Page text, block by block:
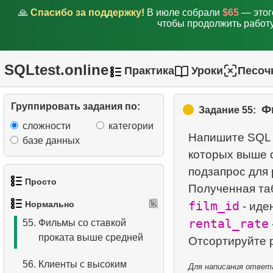
🙏 Спасибо за поддержку! В июле собрали $65 —
чтобы продолжить
SQLtest.online Практика Уроки
Группировать задания по:
сложности
категории
базе данных
Просто
Список языков
3. Имена актёров
Нормально
50.Количество возвратов
53.Языки, не
представленные в
фильмах
54.Найдти фильмы без
55. Фильмы со ставкой
проката выше средней
56. Клиенты с высоким
Задание 55:
Напишите SQL
которых выше
подзапрос для
film_id -
rental_rate
Для написания